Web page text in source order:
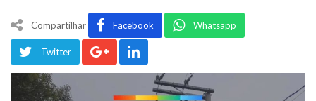
Compartilhar Facebook Whatsapp
Twitter